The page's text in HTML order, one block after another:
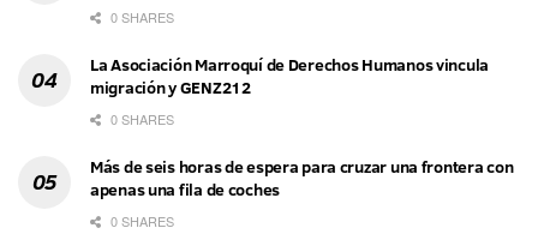
0 SHARES
La Asociación Marroquí de Derechos Humanos vincula
migración y GENZ212
0 SHARES
Más de seis horas de espera para cruzar una frontera con
apenas una fila de coches
0 SHARES